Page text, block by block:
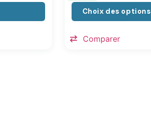
Choix des options
Comparer